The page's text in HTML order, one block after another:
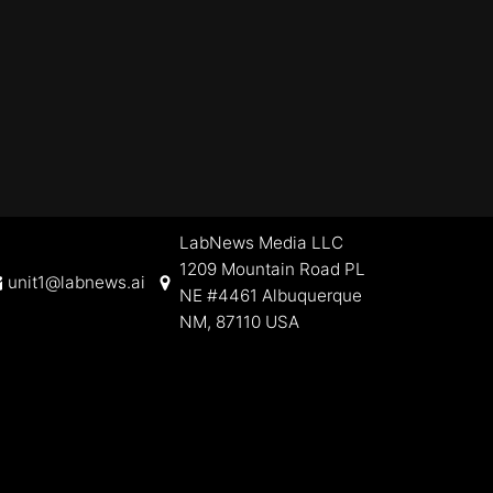
unit1@labnews.ai
LabNews Media LLC
1209 Mountain Road PL
NE #4461 Albuquerque
NM, 87110 USA